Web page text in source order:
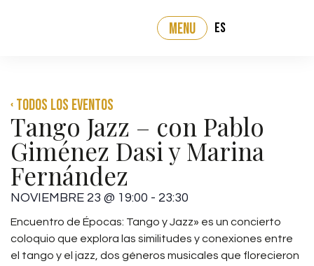
MENU ES
‹ Todos los eventos
Tango Jazz – con Pablo
Giménez Dasi y Marina
Fernández
NOVIEMBRE 23 @ 19:00 - 23:30
Encuentro de Épocas: Tango y Jazz» es un concierto
coloquio que explora las similitudes y conexiones entre
el tango y el jazz, dos géneros musicales que florecieron